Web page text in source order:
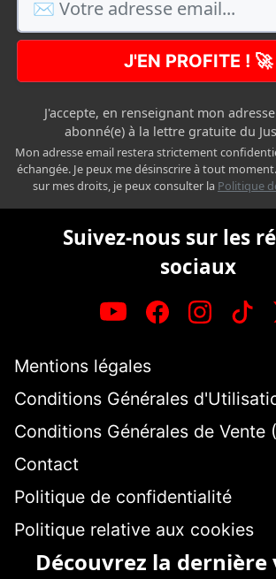
J'EN PROFITE ! 🚀
J'accepte, en renseignant mon
abonné(e) à la lettre gratuite du
Mon adresse email restera strictement
échangée. Je peux me désinscrire à tout
sur mes droits, je peux consulter la Politique
Suivez-nous sur les
sociaux
Mentions légales
Conditions Générales
Conditions Générales de Vente
Contact
Politique de confidentialité
Politique relative aux cookies
Découvrez la dernière